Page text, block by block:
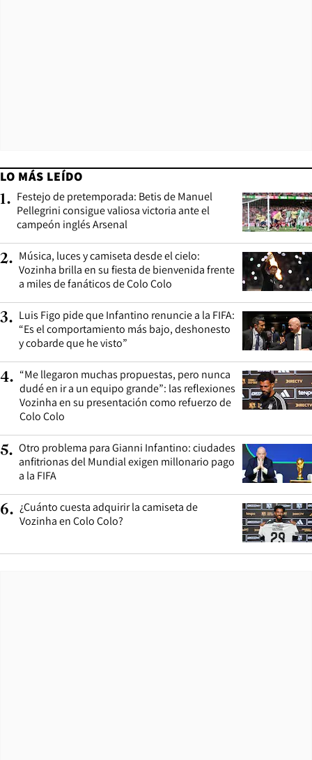
LO MÁS LEÍDO
1. Festejo de pretemporada: Betis de Manuel
Pellegrini consigue valiosa victoria ante el
campeón inglés Arsenal
2. Música, luces y camiseta desde el cielo:
Vozinha brilla en su fiesta de bienvenida frente
a miles de fanáticos de Colo Colo
3. Luis Figo pide que Infantino renuncie a la FIFA:
“Es el comportamiento más bajo, deshonesto
y cobarde que he visto”
4. “Me llegaron muchas propuestas, pero nunca
dudé en ir a un equipo grande”: las reflexiones
Vozinha en su presentación como refuerzo de
Colo Colo
5. Otro problema para Gianni Infantino: ciudades
anfitrionas del Mundial exigen millonario pago
a la FIFA
6. ¿Cuánto cuesta adquirir la camiseta de
Vozinha en Colo Colo?